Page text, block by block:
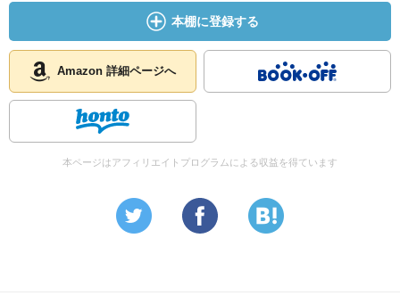
本棚に登録する
Amazon 詳細ページへ
本ページはアフィリエイトプログラムによる収益を得ています